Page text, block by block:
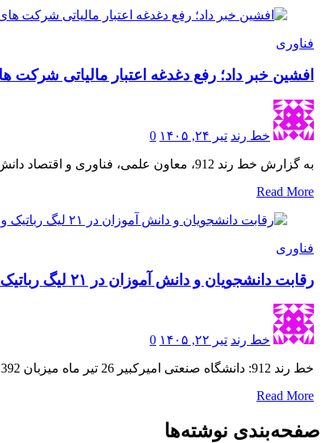
فناوری
افشین خبر داد؛ رفع دغدغه اعتبار مالیاتی شرکت
خط رند تیر ۲۴, ۱۴۰۵ 0
به گزارش خط رند 912، معاون علمی، فناوری و اقتصاد دانش بنیان رئیس جمهوری از امضای تفاهمنامه ای میان معاونت…
Read More
فناوری
رقابت دانشجویان و دانش آموزان در ۲۱ لیگ رباتیک و هوش مصنوعی در فیراکاپ
خط رند تیر ۲۲, ۱۴۰۵ 0
خط رند 912: دانشگاه صنعتی امیرکبیر 26 تیر ماه میزبان 392 تیم در سیزدهمین دوره مسابقات بین المللی رباتیک و…
Read More
صفحه‌بندی نوشته‌ها